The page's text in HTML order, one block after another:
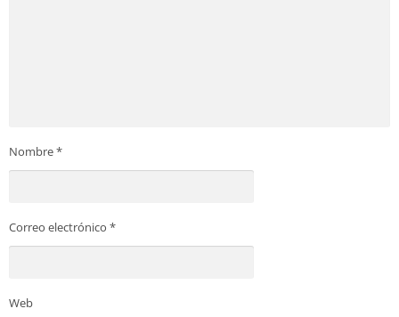
Nombre*
Correo electrónico *
Web